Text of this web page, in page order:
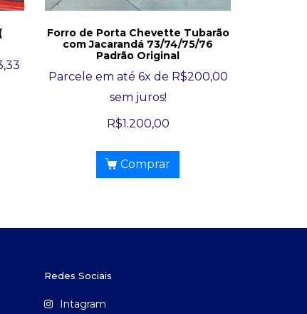
Forro de Porta Chevette Tubarão
com Jacarandá 73/74/75/76
Padrão Original
Parcele em até 6x de R$200,00
sem juros!
R$1.200,00
Comprar
Redes Sociais
Intagram